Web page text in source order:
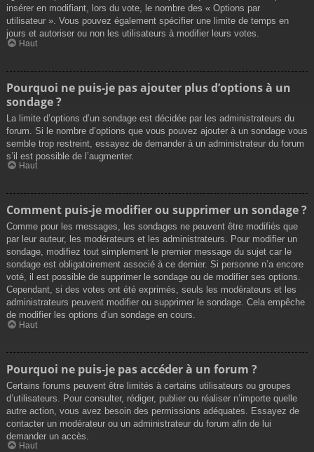
insérer en modifiant, lors du vote, le nombre des « Options par
utilisateur ». Vous pouvez également spécifier une limite de temps en
jours et autoriser ou non les utilisateurs à modifier leurs votes.
Haut
Pourquoi ne puis-je pas ajouter plus d’options à un
sondage ?
La limite d’options d’un sondage est décidée par les administrateurs du
forum. Si le nombre d’options que vous pouvez ajouter à un sondage vous
semble trop restreint, essayez de demander à un administrateur du forum
s’il est possible de l’augmenter.
Haut
Comment puis-je modifier ou supprimer un sondage ?
Comme pour les messages, les sondages ne peuvent être modifiés que
par leur auteur, les modérateurs et les administrateurs. Pour modifier un
sondage, modifiez tout simplement le premier message du sujet car le
sondage est obligatoirement associé à ce dernier. Si personne n’a encore
voté, il est possible de supprimer le sondage ou de modifier ses options.
Cependant, si des votes ont été exprimés, seuls les modérateurs et les
administrateurs peuvent modifier ou supprimer le sondage. Cela empêche
de modifier les options d’un sondage en cours.
Haut
Pourquoi ne puis-je pas accéder à un forum ?
Certains forums peuvent être limités à certains utilisateurs ou groupes
d’utilisateurs. Pour consulter, rédiger, publier ou réaliser n’importe quelle
autre action, vous avez besoin des permissions adéquates. Essayez de
contacter un modérateur ou un administrateur du forum afin de lui
demander un accès.
Haut